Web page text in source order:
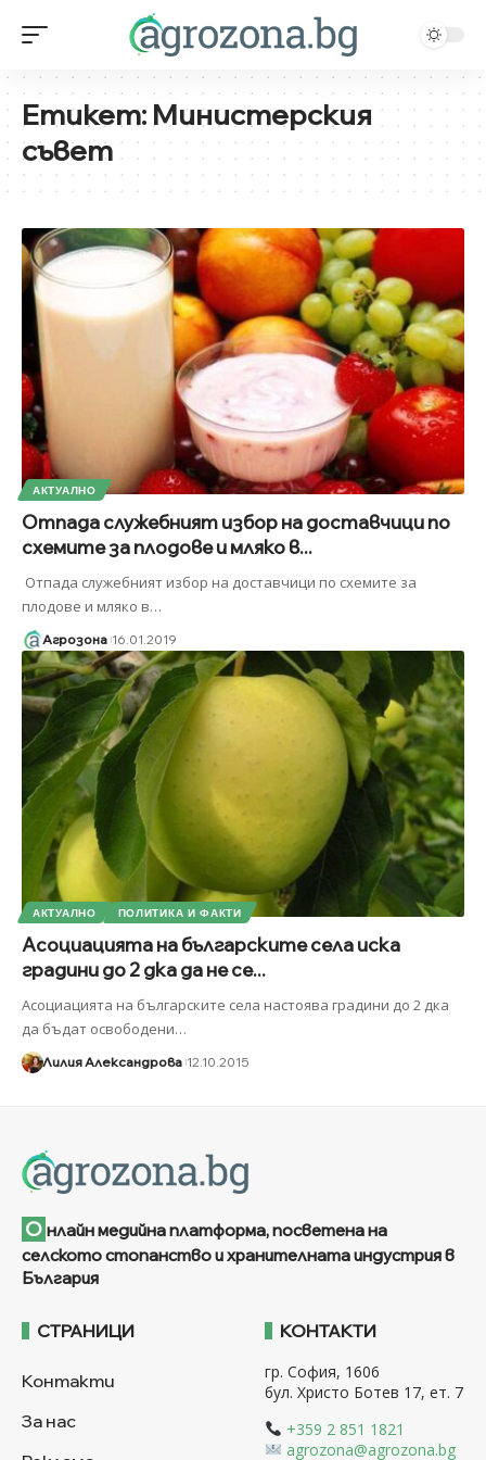
Етикет:Министерския
съвет
АКТУАЛНО
Отпада служебният избор на доставчици по
схемите за плодове и мляко в...
Отпада служебният избор на доставчици по схемите за
плодове и мляко в…
Агрозона 16.01.2019
АКТУАЛНО ПОЛИТИКА И ФАКТИ
Асоциацията на българските села иска
градини до 2 дка да не се...
Асоциацията на българските села настоява градини до 2 дка
да бъдат освободени…
Лилия Александрова 12.10.2015
О нлайн медийна платформа, посветена на
селското стопанство и хранителната индустрия в
България
СТРАНИЦИ
Контакти
За нас
КОНТАКТИ
гр. София, 1606
бул. Христо Ботев 17, ет. 7
+359 2 851 1821
agrozona@agrozona.bg